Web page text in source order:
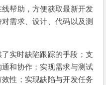
帮助，方便获取最新开发
需求、设计、代码以及测
实时缺陷跟踪的手段；支
和协作；实现需求与测试
性；实现缺陷与开发任务